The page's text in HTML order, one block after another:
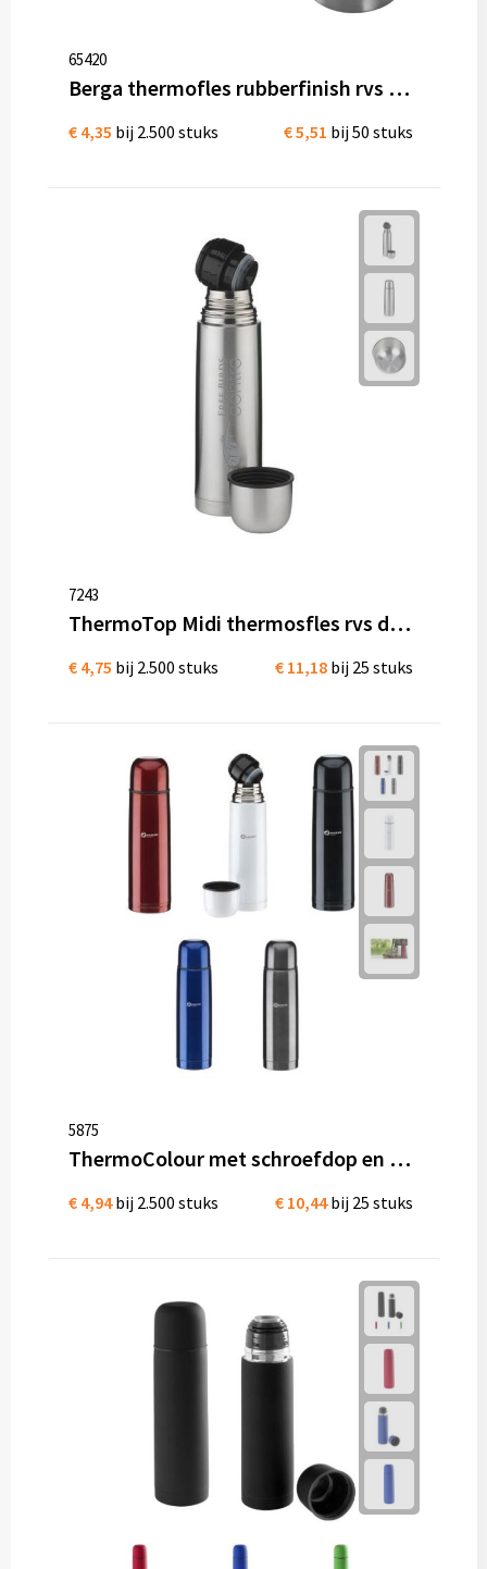
65420
Berga thermofles rubberfinish rvs 500 ml
€ 4,35 bij 2.500 stuks € 5,51 bij 50 stuks
7243
ThermoTop Midi thermosfles rvs dubbelwandig 500 ml
€ 4,75 bij 2.500 stuks € 11,18 bij 25 stuks
5875
ThermoColour met schroefdop en drinkbeker RVS 500 ml
€ 4,94 bij 2.500 stuks € 10,44 bij 25 stuks